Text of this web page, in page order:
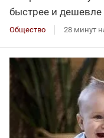
быстрее и дешевле
Общество 28 минут